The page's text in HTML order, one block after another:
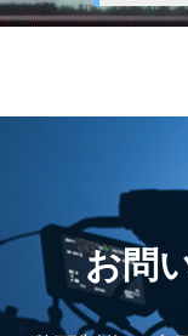
お問